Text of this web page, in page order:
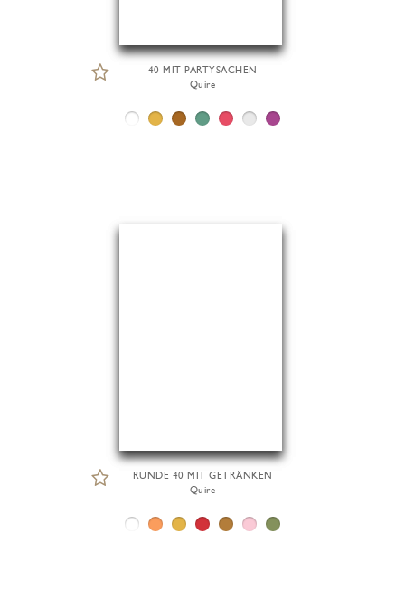
40 MIT PARTYSACHEN
Quire
RUNDE 40 MIT GETRÄNKEN
Quire